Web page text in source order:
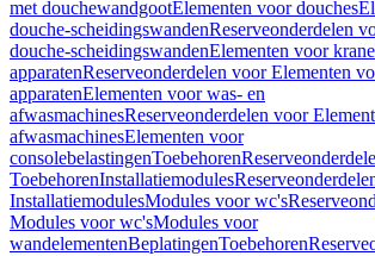
met douchewandgootElementen voor douches
douche-scheidingswandenReserveonderdelen
douche-scheidingswandenElementen voor
apparatenReserveonderdelen voor Elementen
apparatenElementen voor was- en
afwasmachinesReserveonderdelen voor
afwasmachinesElementen voor
consolebelastingenToebehoren
ToebehorenInstallatiemodules
InstallatiemodulesModules voor wc's
Modules voor wc'sModules voor
wandelementenBeplatingenToebehoren